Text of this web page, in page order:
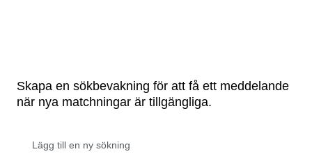
Skapa en sökbevakning för att få ett meddelande
när nya matchningar är tillgängliga.